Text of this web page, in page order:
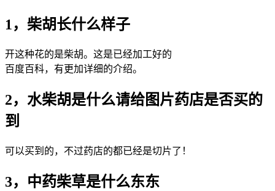
1，柴胡长什么样子
开这种花的是柴胡。这是已经加工好的
百度百科，有更加详细的介绍。
2，水柴胡是什么请给图片药店是否买的
到
可以买到的，不过药店的都已经是切片了！
3，中药柴草是什么东东